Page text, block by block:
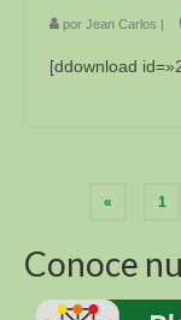
por Jean Carlos |
[ddownload
Paginación
de
entradas
« 1
Conoce